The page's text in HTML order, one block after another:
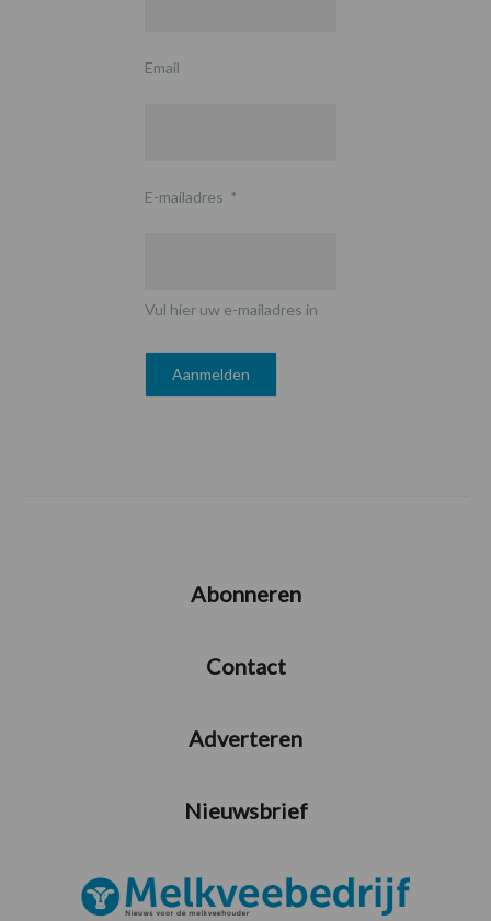
Email
E-mailadres *
Vul hier uw e-mailadres in
Abonneren
Contact
Adverteren
Nieuwsbrief